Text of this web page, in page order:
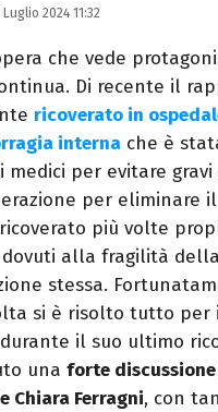
copywriter,
laureata in
Ha due libri all’attivo
follia.
Luglio 2024 11:32
che vede
Di recente il
ricoverato in
interna che è
medici per evitare
per eliminare
più volte
alla fragilità
stessa.
si è risolto tutto per
il suo ultimo
una forte
Chiara Ferragni, con